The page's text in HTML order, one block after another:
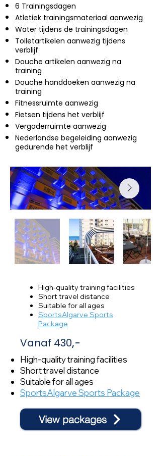
6 Trainingsdagen
Atletiek trainingsmateriaal aanwezig
Water tijdens de trainingsdagen
Toiletartikelen aanwezig tijdens
verblijf
Douche artikelen aanwezig na
training
Douche handdoeken aanwezig na
training
Fitnessruimte aanwezig
Fietsen tijdens het verblijf
Vergaderruimte aanwezig
Nederlandse begeleiding aanwezig
gedurende het verblijf​
High-quality training facilities
Short travel distance
Suitable for all ages
SportsAlgarve Sports
Package
Vanaf 430,-
High-quality training facilities
Short travel distance
Suitable for all ages
SportsAlgarve Sports Package
View packages